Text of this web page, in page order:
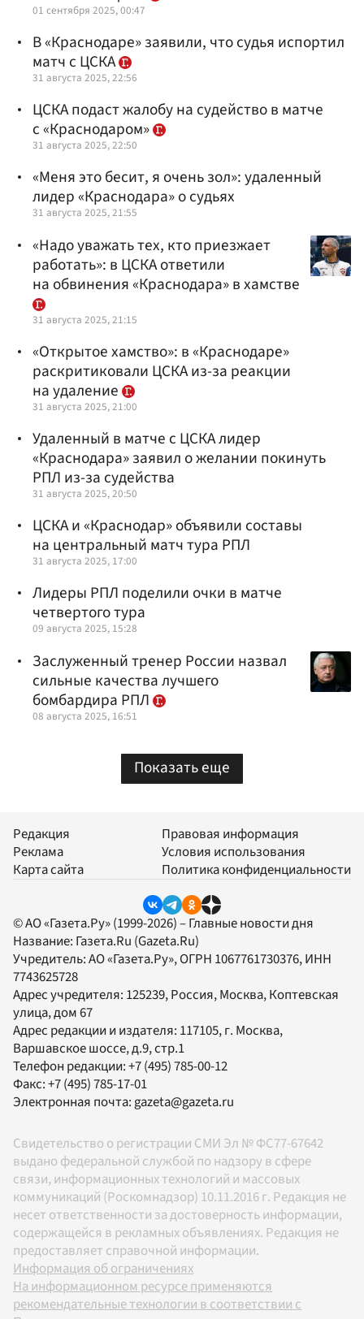
01 сентября 2025, 00:47
В «Краснодаре» заявили, что судья испортил
матч с ЦСКА
31 августа 2025, 22:56
ЦСКА подаст жалобу на судейство в матче
с «Краснодаром»
31 августа 2025, 22:50
«Меня это бесит, я очень зол»: удаленный
лидер «Краснодара» о судьях
31 августа 2025, 21:55
«Надо уважать тех, кто приезжает
работать»: в ЦСКА ответили
на обвинения «Краснодара» в хамстве
31 августа 2025, 21:15
«Открытое хамство»: в «Краснодаре»
раскритиковали ЦСКА из-за реакции
на удаление
31 августа 2025, 21:00
Удаленный в матче с ЦСКА лидер
«Краснодара» заявил о желании покинуть
РПЛ из-за судейства
31 августа 2025, 20:50
ЦСКА и «Краснодар» объявили составы
на центральный матч тура РПЛ
31 августа 2025, 17:00
Лидеры РПЛ поделили очки в матче
четвертого тура
09 августа 2025, 15:28
Заслуженный тренер России назвал
сильные качества лучшего
бомбардира РПЛ
08 августа 2025, 16:51
Показать еще
Редакция
Реклама
Карта сайта
Правовая информация
Условия использования
Политика конфиденциальности
© АО «Газета.Ру» (1999-2026) – Главные новости дня
Название: Газета.Ru (Gazeta.Ru)
Учредитель:АО «Газета.Ру», ОГРН 1067761730376, ИНН
7743625728
Адрес учредителя: 125239, Россия, Москва, Коптевская
улица, дом 67
Адрес редакции и издателя: 117105, г. Москва,
Варшавское шоссе, д.9, стр.1
Телефон редакции:+7 (495) 785-00-12
Факс:+7 (495) 785-17-01
Электронная почта:gazeta@gazeta.ru
Свидетельство о регистрации СМИ Эл № ФС77-67642
выдано федеральной службой по надзору в сфере
связи, информационных технологий и массовых
коммуникаций (Роскомнадзор) 10.11.2016 г. Редакция не
несет ответственности за достоверность информации,
содержащейся в рекламных объявлениях. Редакция не
предоставляет справочной информации.
Информация об ограничениях
На информационном ресурсе применяются
рекомендательные технологии в соответствии с